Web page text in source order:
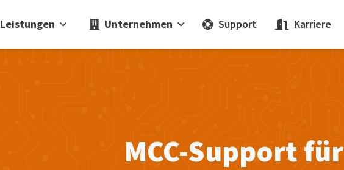
Leistungen Unternehmen Support Karriere
MCC-Support für